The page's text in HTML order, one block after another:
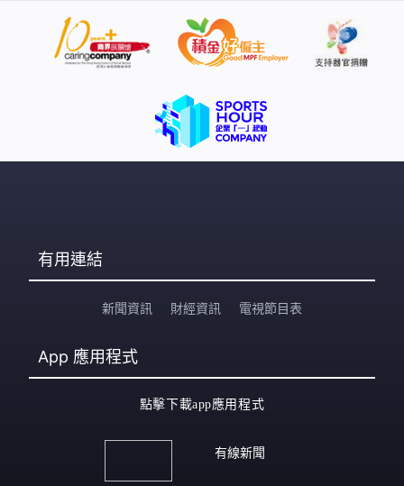
有用連結
新聞資訊 財經資訊 電視節目表
App 應用程式
點擊下載app應用程式
有線新聞